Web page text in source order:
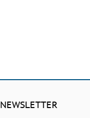
NEWSLETTER